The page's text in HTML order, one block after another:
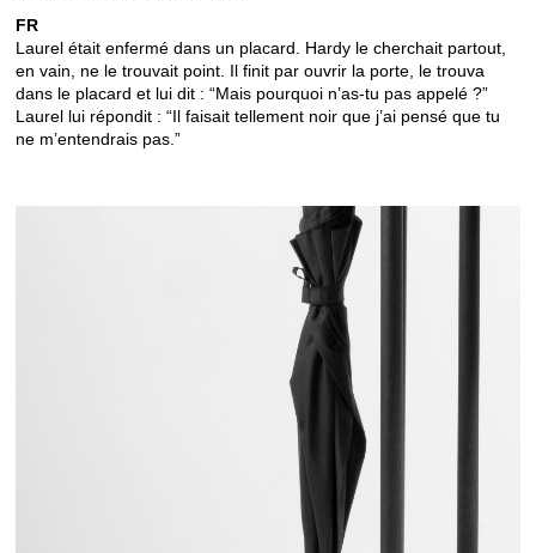
FR
Laurel était enfermé dans un placard. Hardy le cherchait partout,
en vain, ne le trouvait point. Il finit par ouvrir la porte, le trouva
dans le placard et lui dit : “Mais pourquoi n’as-tu pas appelé ?”
Laurel lui répondit : “Il faisait tellement noir que j’ai pensé que tu
ne m’entendrais pas.”